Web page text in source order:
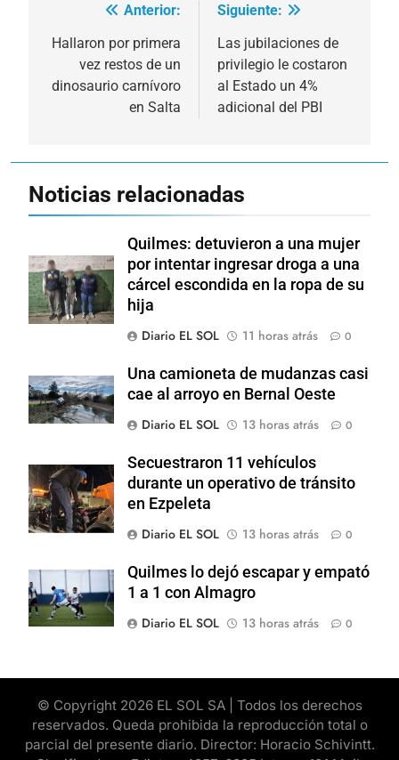
Navegación
de
entradas
Anterior:
Hallaron por primera
vez restos de un
dinosaurio carnívoro
en Salta
Siguiente:
Las jubilaciones de
privilegio le costaron
al Estado un 4%
adicional del PBI
Noticias relacionadas
Quilmes: detuvieron a una mujer
por intentar ingresar droga a una
cárcel escondida en la ropa de su
hija
Diario EL SOL
11 horas atrás 0
Una camioneta de mudanzas casi
cae al arroyo en Bernal Oeste
Diario EL SOL
13 horas atrás 0
Secuestraron 11 vehículos
durante un operativo de tránsito
en Ezpeleta
Diario EL SOL
13 horas atrás 0
Quilmes lo dejó escapar y empató
1 a 1 con Almagro
Diario EL SOL
13 horas atrás 0
© Copyright 2026 EL SOL SA | Todos los derechos
reservados. Queda prohibida la reproducción total o
parcial del presente diario. Director: Horacio Schivintt.